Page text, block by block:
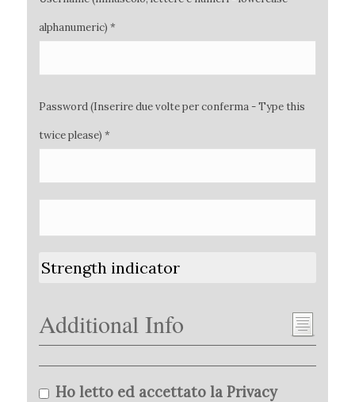
alphanumeric) *
Password (Inserire due volte per conferma - Type this
twice please) *
Strength indicator
Additional Info
Ho letto ed accettato la Privacy